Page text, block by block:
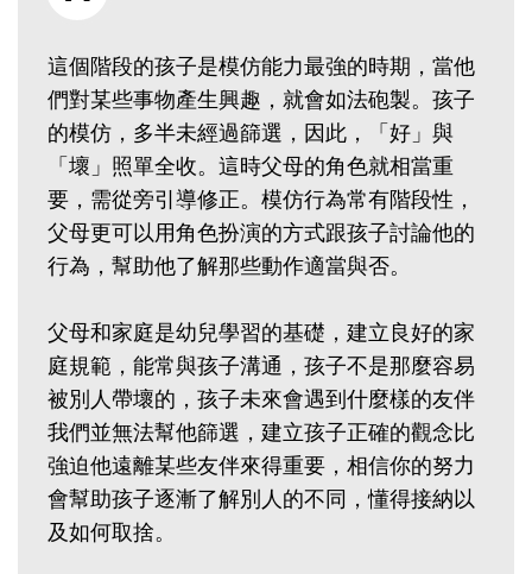
這個階段的孩子是模仿能力最強的時期，當他
們對某些事物產生興趣，就會如法砲製。孩子
的模仿，多半未經過篩選，因此，「好」與
「壞」照單全收。這時父母的角色就相當重
要，需從旁引導修正。模仿行為常有階段性，
父母更可以用角色扮演的方式跟孩子討論他的
行為，幫助他了解那些動作適當與否。
父母和家庭是幼兒學習的基礎，建立良好的家
庭規範，能常與孩子溝通，孩子不是那麼容易
被別人帶壞的，孩子未來會遇到什麼樣的友伴
我們並無法幫他篩選，建立孩子正確的觀念比
強迫他遠離某些友伴來得重要，相信你的努力
會幫助孩子逐漸了解別人的不同，懂得接納以
及如何取捨。